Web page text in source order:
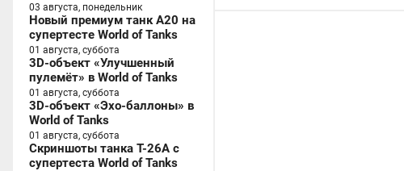
03 августа, понедельник
Новый премиум танк A20 на
супертесте World of Tanks
01 августа, суббота
3D-объект «Улучшенный
пулемёт» в World of Tanks
01 августа, суббота
3D-объект «Эхо-баллоны» в
World of Tanks
01 августа, суббота
Скриншоты танка T-26A с
супертеста World of Tanks